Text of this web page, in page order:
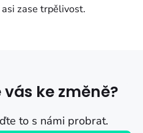
zase trpělivost.
ke změně?
to s námi probrat.